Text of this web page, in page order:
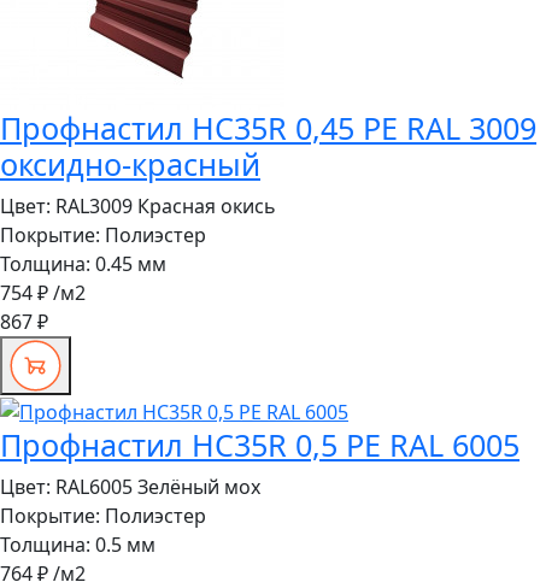
Профнастил HC35R 0,45 PE RAL 3009
оксидно-красный
Цвет: RAL3009 Красная окись
Покрытие: Полиэстер
Толщина: 0.45 мм
754 ₽/м2
867 ₽
Профнастил HC35R 0,5 PE RAL 6005
Цвет: RAL6005 Зелёный мох
Покрытие: Полиэстер
Толщина: 0.5 мм
764 ₽/м2